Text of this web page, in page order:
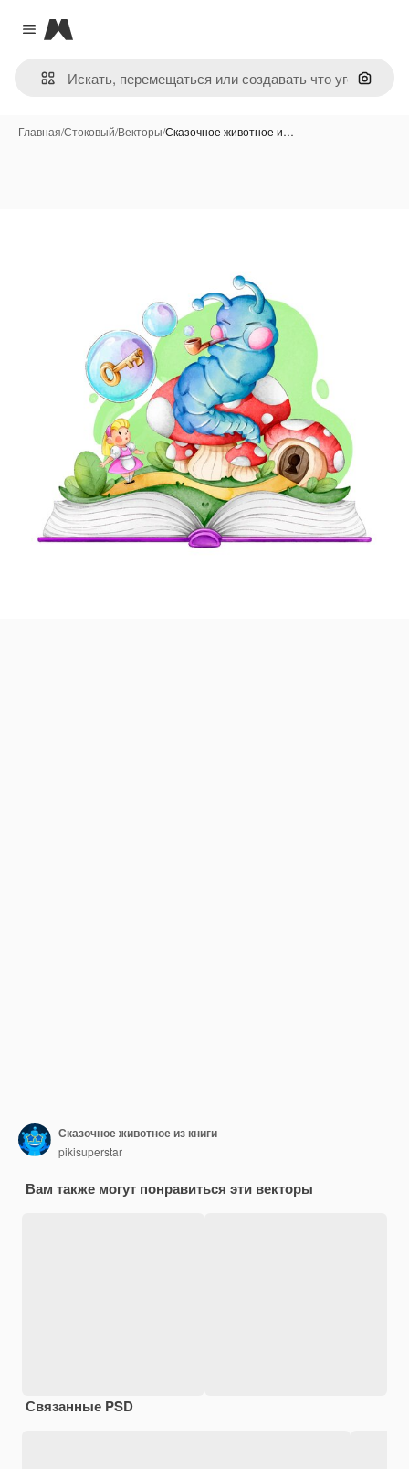
Close menu
Magnific
Поиск
Главная/Стоковый/Векторы/Сказочное животное и…
Сказочное животное из книги
pikisuperstar
Вам также могут понравиться эти векторы
Связанные PSD